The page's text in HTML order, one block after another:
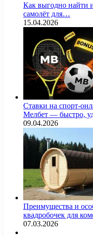
Как выгодно найти
самолёт для…
15.04.2026
Ставки на спорт-
Мелбет — быстро,
09.04.2026
Преимущества и
квадробочек для
07.03.2026